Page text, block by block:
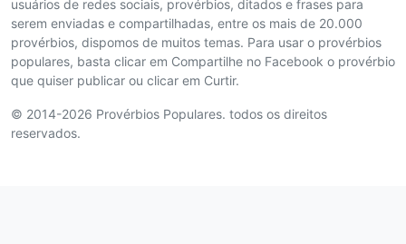
usuários de redes sociais, provérbios, ditados e frases para
serem enviadas e compartilhadas, entre os mais de 20.000
provérbios, dispomos de muitos temas. Para usar o provérbios
populares, basta clicar em Compartilhe no Facebook o provérbio
que quiser publicar ou clicar em Curtir.
© 2014-2026 Provérbios Populares. todos os direitos
reservados.